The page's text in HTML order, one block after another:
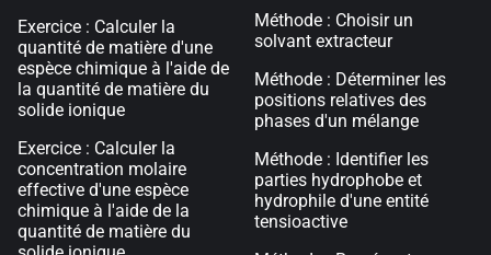
Exercice : Calculer la
quantité de matière d'une
espèce chimique à l'aide de
la quantité de matière du
solide ionique
Exercice : Calculer la
concentration molaire
effective d'une espèce
chimique à l'aide de la
quantité de matière du
Méthode : Choisir un
solvant extracteur
Méthode : Déterminer les
positions relatives des
phases d'un mélange
Méthode : Identifier les
parties hydrophobe et
hydrophile d'une entité
tensioactive